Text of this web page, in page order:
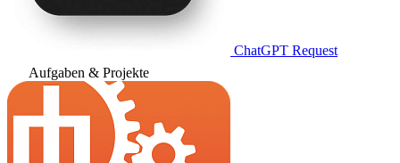
ChatGPT Request
Aufgaben & Projekte